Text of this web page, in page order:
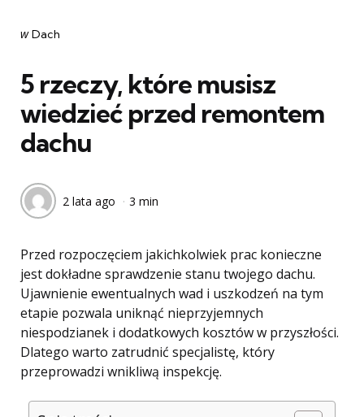
Categories
post
w Dach
5 rzeczy, które musisz
wiedzieć przed remontem
dachu
2 lata ago 3 min
Przed rozpoczęciem jakichkolwiek prac konieczne
jest dokładne sprawdzenie stanu twojego dachu.
Ujawnienie ewentualnych wad i uszkodzeń na tym
etapie pozwala uniknąć nieprzyjemnych
niespodzianek i dodatkowych kosztów w przyszłości.
Dlatego warto zatrudnić specjalistę, który
przeprowadzi wnikliwą inspekcję.